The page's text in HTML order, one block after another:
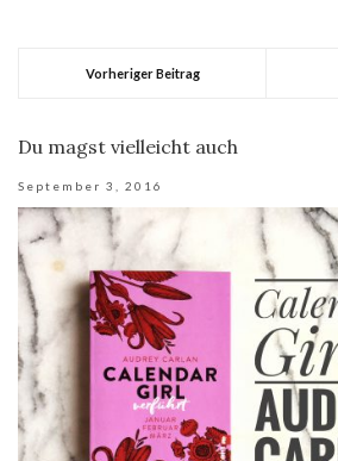
Vorheriger Beitrag
Du magst vielleicht auch
September 3, 2016